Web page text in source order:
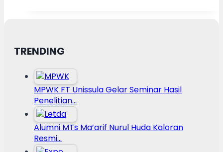
TRENDING
MPWK FT Unissula Gelar Seminar Hasil
Penelitian…
Alumni MTs Ma’arif Nurul Huda Kaloran
Resmi…